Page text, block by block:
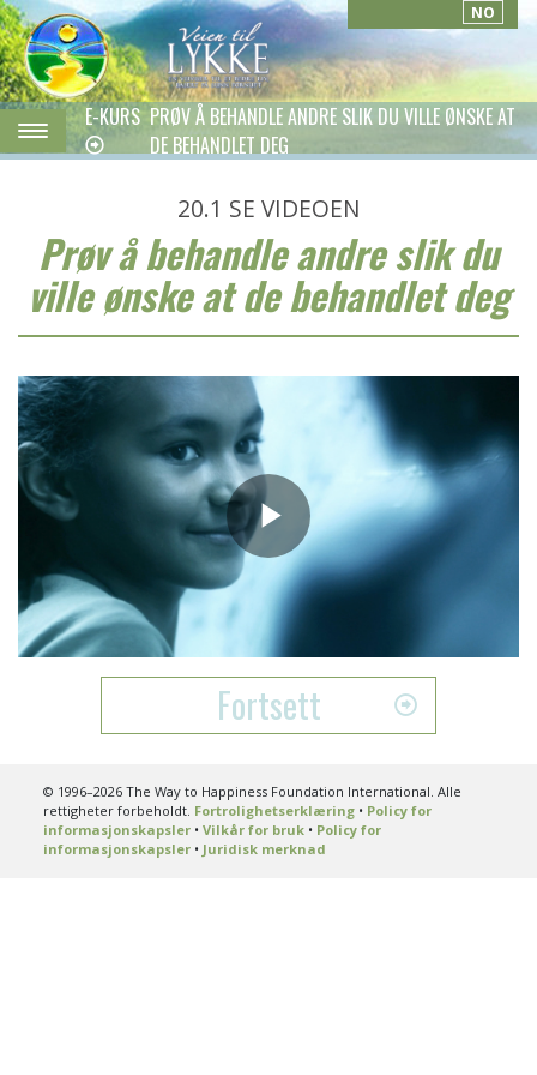
NO
E-KURS PRØV Å BEHANDLE ANDRE SLIK DU VILLE ØNSKE AT
DE BEHANDLET DEG
20.1 SE VIDEOEN
Prøv å behandle andre slik du
ville ønske at de behandlet deg
Play
Video
Fortsett
© 1996–2026 The Way to Happiness Foundation International. Alle
rettigheter forbeholdt. Fortrolighetserklæring• Policy for
informasjonskapsler• Vilkår for bruk• Policy for
informasjonskapsler• Juridisk merknad